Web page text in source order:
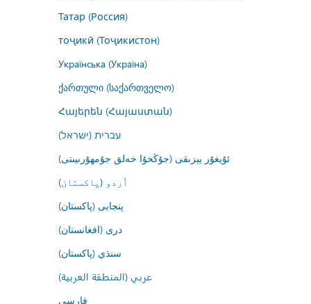
Татар (Россия)
тоҷикӣ (Тоҷикистон)
Українська (Україна)
ქართული (საქართველო)
Հայերեն (Հայաստան)
עברית (ישראל)
ئۇيغۇر يېزىقى (جۇڭخۇا خەلق جۇمھۇرىيىتى)
اُردو (پاکستان)
پنجابی (پاکستان)
درى (افغانستان)
سنڌي (پاکستان)
عربي (المنطقة العربية)
فارسى